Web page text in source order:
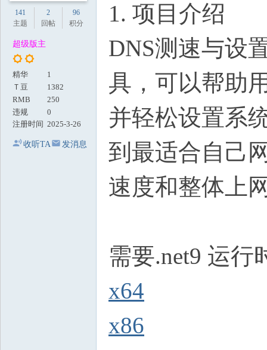
141
主题
2
回帖
96
积分
超级版主
精华
1
Ｔ豆
1382
RMB
250
违规
0
注册时间 2025-3-26
收听TA 发消息
1. 项目介绍
DNS测速与设
具，可以帮助
并轻松设置系
到最适合自己
速度和整体上
需要.net9 运行
x64
x86